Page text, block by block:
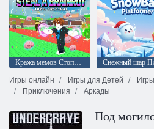
Кража мемов Стопроцентный оригинал
Игры онлайн
Игры для Детей
Приключения
Аркады
Под